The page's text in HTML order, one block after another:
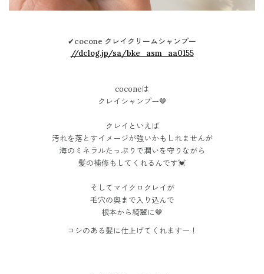
✔︎cocone クレイクリームシャンプー
//dclog.jp/sa/bke_asm_aa0155
coconeは
クレイシャンプー🤎
クレイといえば
汚れを落とすイメージが強いかもしれませんが
海のミネラルたっぷりで潤いを守りながら
髪の補修も してくれるんです💓
そしてマイクロクレイが
毛穴の奥まで入り込んで
根本から綺麗に🤎
コシのある髪に仕上げてくれますー！